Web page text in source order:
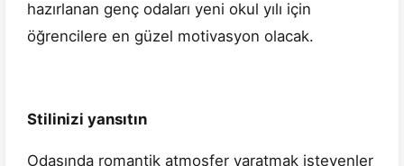
hazırlanan genç odaları yeni okul yılı için
öğrencilere en güzel motivasyon olacak.
Stilinizi yansıtın
Odasında romantik atmosfer yaratmak isteyenler